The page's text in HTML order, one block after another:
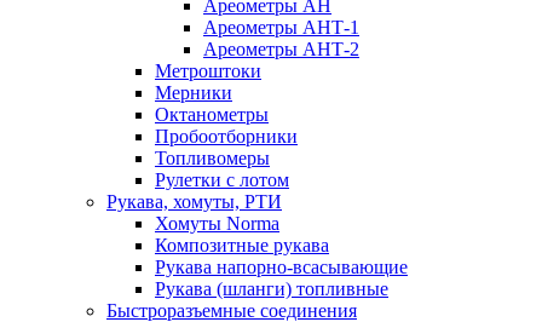
Ареометры АН
Ареометры АНТ-1
Ареометры АНТ-2
Метроштоки
Мерники
Октанометры
Пробоотборники
Топливомеры
Рулетки с лотом
Рукава, хомуты, РТИ
Хомуты Norma
Композитные рукава
Рукава напорно-всасывающие
Рукава (шланги) топливные
Быстроразъемные соединения